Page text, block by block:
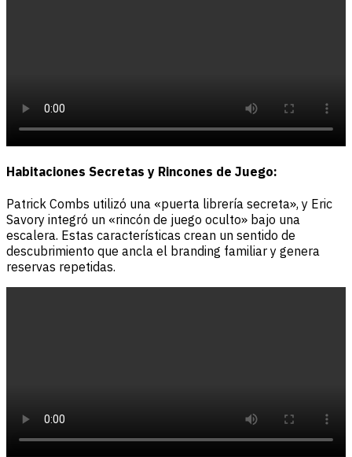
Habitaciones Secretas y Rincones de Juego:
Patrick Combs utilizó una «puerta librería secreta», y Eric
Savory integró un «rincón de juego oculto» bajo una
escalera. Estas características crean un sentido de
descubrimiento que ancla el branding familiar y genera
reservas repetidas.